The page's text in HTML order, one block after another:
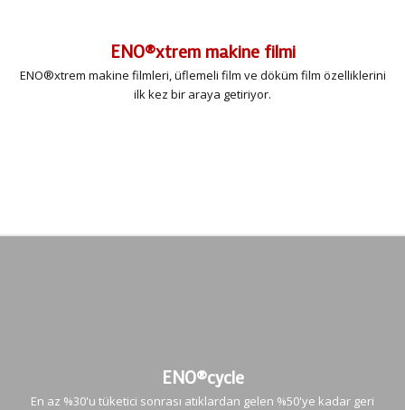
ENO®xtrem makine filmi
ENO®xtrem makine filmleri, üflemeli film ve döküm film özelliklerini
ilk kez bir araya getiriyor.
ENO®cycle
En az %30'u tüketici sonrası atıklardan gelen %50'ye kadar geri